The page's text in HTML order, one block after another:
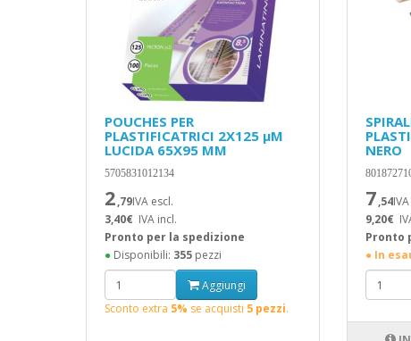
POUCHES PER
PLASTIFICATRICI 2X125 µM
LUCIDA 65X95 MM
5705831012134
2,79IVA escl.
3,40€ IVA incl.
Pronto per la spedizione
●Disponibili: 355pezzi
Aggiungi
Sconto extra 5% se acquisti 5 pezzi.
NERO
7,54
9,20€
Pronto
● In